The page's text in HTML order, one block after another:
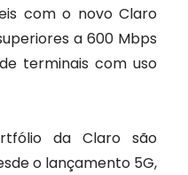
com o novo Claro
a 600 Mbps
terminais com uso
da Claro são
o lançamento 5G,